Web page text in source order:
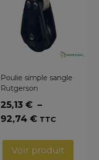
Poulie simple sangle
Rutgerson
25,13 € –
92,74 €Plage
prix :
TTC
Voir produit